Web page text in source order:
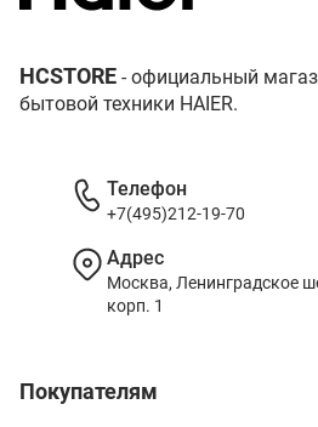
HCSTORE - официальный
бытовой техники HAIER.
Покупателям
Телефон
+7(495)212-19-70
Адрес
Москва, Ленинградское
корп. 1